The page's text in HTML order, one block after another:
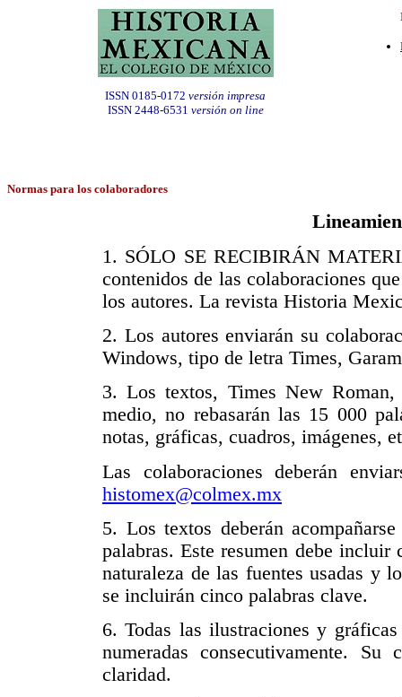
ISSN 0185-0172 versión impresa
ISSN 2448-6531 versión on line
Normas para los colaboradores
1. SÓLO SE RECIBIRÁN
contenidos de las colaboraciones
los autores. La revista Historia
2. Los autores enviarán su
Windows, tipo de letra Times,
3. Los textos, Times New
medio, no rebasarán las 15 000
notas, gráficas, cuadros, imágenes,
Las colaboraciones deberán
histomex@colmex.mx
5. Los textos deberán
palabras. Este resumen debe
naturaleza de las fuentes usadas y
se incluirán cinco palabras clave.
6. Todas las ilustraciones y
numeradas consecutivamente.
claridad.